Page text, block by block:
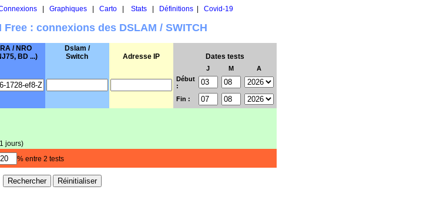
| Graphiques| Carto| Stats| Définitions| Covid-19
Free : connexions des DSLAM / SWITCH
/ NRO
BD ...)
Dslam /
Switch
Adresse IP Dates tests
J M
A
Début
:
Fin :
jours)
% entre 2 tests